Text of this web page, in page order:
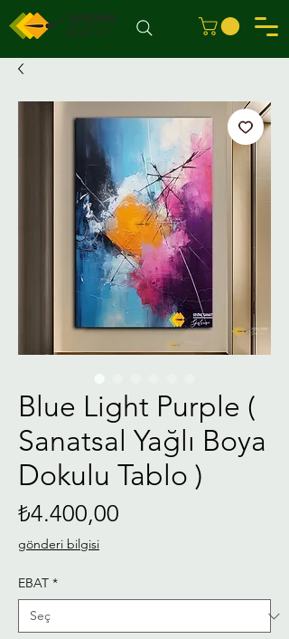
Blue Light Purple (
Sanatsal Yağlı Boya
Dokulu Tablo )
₺4.400,00
gönderi bilgisi
EBAT *